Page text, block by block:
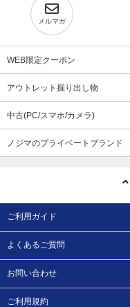
メルマガ
WEB限定クーポン
アウトレット掘り出し物
中古(PC/スマホ/カメラ)
ノジマのプライベートブランド
ご利用ガイド
よくあるご質問
お問い合わせ
ご利用規約